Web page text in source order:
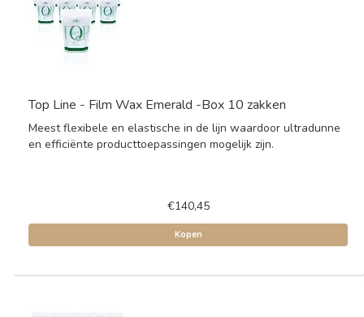
Top Line - Film Wax Emerald -Box 10 zakken
Meest flexibele en elastische in de lijn waardoor ultradunne
en efficiënte producttoepassingen mogelijk zijn.
€140,45
Kopen